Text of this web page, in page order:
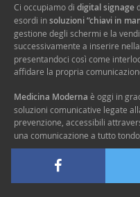
Ci occupiamo di digital signage
esordi insoluzioni “chiavi in
gestione degli schermi e la
successivamente a inserire
presentandoci così come
affidare la propria
Medicina Moderna è oggi in
soluzioni comunicative legate
prevenzione, accessibili
una comunicazione a tutto